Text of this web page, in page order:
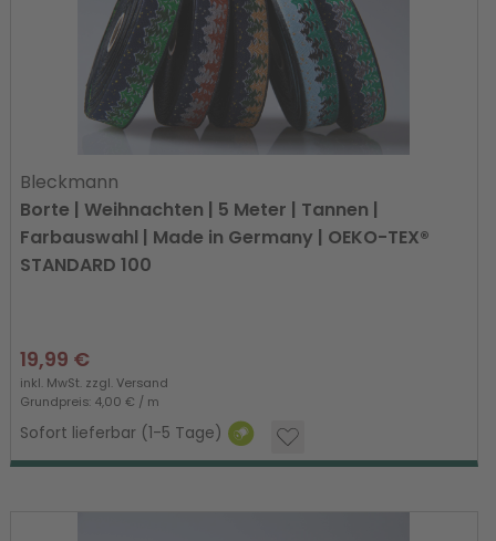
Bleckmann
Borte | Weihnachten | 5 Meter | Tannen |
Farbauswahl | Made in Germany | OEKO-TEX®
STANDARD 100
19,99 €
inkl. MwSt. zzgl.Versand
Grundpreis: 4,00 € / m
Sofort lieferbar (1-5 Tage)